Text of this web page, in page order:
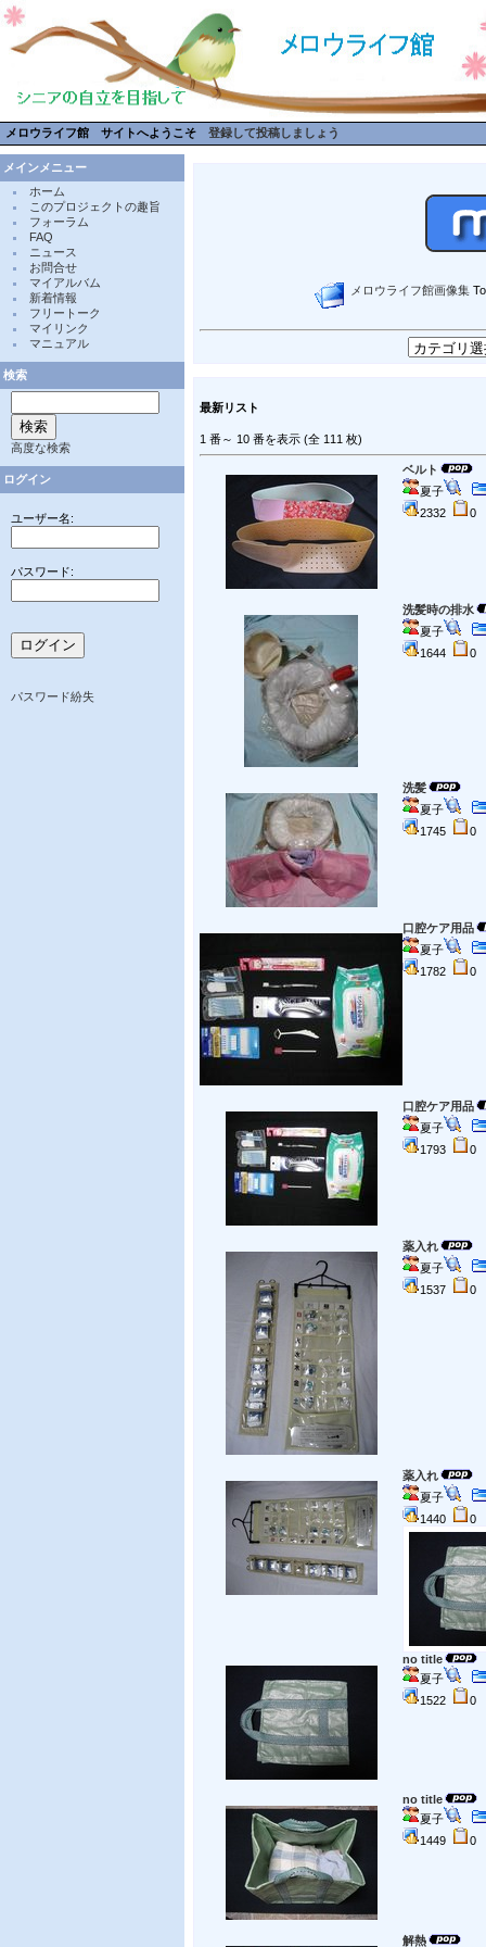
メロウライフ館 サイトへようこそ 登録して投稿しましょう
メインメニュー
ホーム
このプロジェクトの趣旨
フォーラム
FAQ
ニュース
お問合せ
マイアルバム
新着情報
フリートーク
マイリンク
マニュアル
検索
高度な検索
ログイン
ユーザー名:
パスワード:
パスワード紛失
メロウライフ館画像集
最新リスト
1 番～ 10 番を表示 (全 111 枚)
ベルト
夏子
2332
洗髪時の排水
夏子
1644
洗髪
夏子
1745
口腔ケア用品
夏子
1782
口腔ケア用品
夏子
1793
薬入れ
夏子
1537
薬入れ
夏子
1440
no title
夏子
1522
no title
夏子
1449
解熱